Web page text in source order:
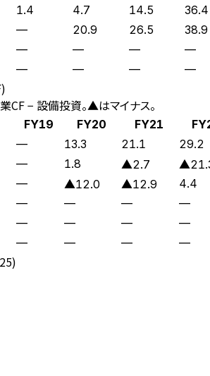
1.4 4.7 14.5 36.4
— 20.9 26.5 38.9
— — — —
— — — —
CF − 設備投資。▲はマイナス。
FY19 FY20 FY21
— 13.3 21.1 29.2
— 1.8 ▲2.7
— ▲12.0 ▲12.9 4.4
— — — —
— — — —
— — — —
)